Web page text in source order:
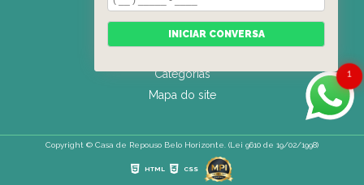
Blog
Residência
Categorias
Mapa do site
Copyright © Casa de Repouso Belo Horizonte. (Lei 9610 de 19/02/1998)
HTML CSS
1
INICIAR CONVERSA